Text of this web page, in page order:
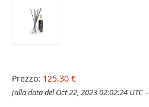
Prezzo: 125,30 €
(alla data del Oct 22, 2023 02:02:24 UTC –